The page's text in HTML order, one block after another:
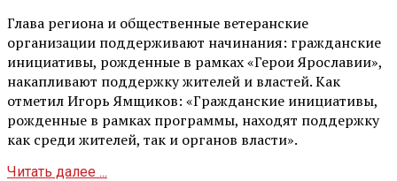
Глава региона и общественные ветеранские
организации поддерживают начинания: гражданские
инициативы, рожденные в рамках «Герои Ярославии»,
накапливают поддержку жителей и властей. Как
отметил Игорь Ямщиков: «Гражданские инициативы,
рожденные в рамках программы, находят поддержку
как среди жителей, так и органов власти».
Читать далее ...